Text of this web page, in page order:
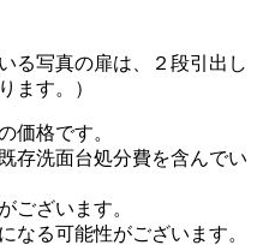
る写真の扉は、２段引出し
ます。）
価格です。
存洗面台処分費を含んでい
ございます。
る可能性がございます。